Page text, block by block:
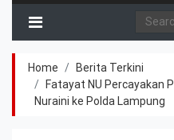
Home
Berita Terkini
Fatayat NU Percayakan
Nuraini ke Polda Lampung